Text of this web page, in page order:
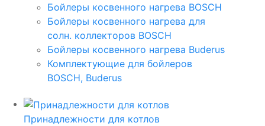
Бойлеры косвенного нагрева BOSCH
Бойлеры косвенного нагрева для
солн. коллекторов BOSCH
Бойлеры косвенного нагрева Buderus
Комплектующие для бойлеров
BOSCH, Buderus
Принадлежности для котлов